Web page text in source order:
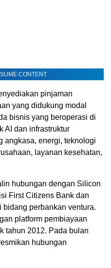
CONTENT
pinjaman
yang didukung modal
bisnis yang beroperasi di
AI dan infrastruktur
angkasa, energi, teknologi
layanan kesehatan,
hubungan dengan Silicon
First Citizens Bank dan
perbankan ventura.
platform pembiayaan
tahun 2012. Pada bulan
hubungan